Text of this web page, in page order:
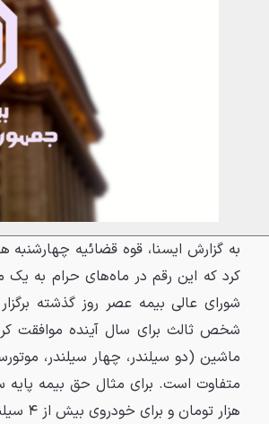
شخص ثالث برای سال آینده موافقت
ماشین (دو سیلندر، چهار سیلندر،
هزار تومان و برای خودروی بیش از ۴ سیلندر چهار میلیون و ۷۴۷ هزار تومان است.